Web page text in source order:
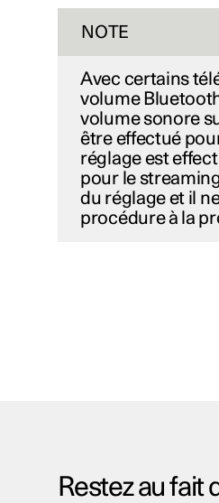
NOTE
Avec certains
volume
volume sonore
être effectué
réglage est
pour le
du réglage et il
procédure à la
Restez au fait